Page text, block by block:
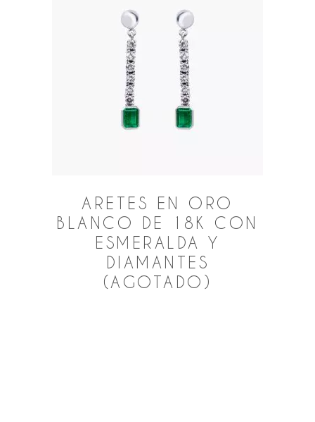
ARETES EN ORO
BLANCO DE 18K CON
ESMERALDA Y
DIAMANTES
(AGOTADO)